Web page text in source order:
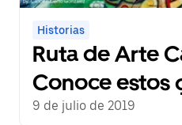
Historias
Ruta de Arte
Conoce estos
Ciudad de
9 de julio de 2019